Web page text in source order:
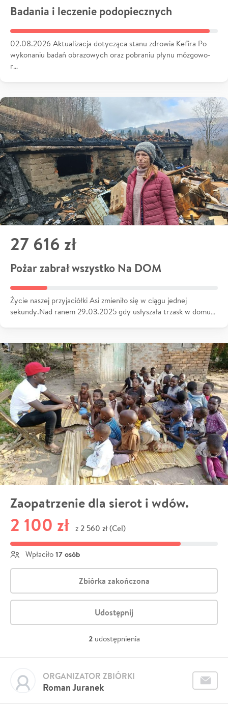
Badania i leczenie podopiecznych
02.08.2026 Aktualizacja dotycząca stanu zdrowia Kefira Po
wykonaniu badań obrazowych oraz pobraniu płynu mózgowo-
r…
27 616 zł
Pożar zabrał wszystko Na DOM
Życie naszej przyjaciółki Asi zmieniło się w ciągu jednej
sekundy.Nad ranem 29.03.2025 gdy usłyszała trzask w domu…
Zaopatrzenie dla sierot i wdów.
2 100 zł z 2 560 zł (Cel)
Wpłaciło 17 osób
Zbiórka zakończona
Udostępnij
2 udostępnienia
Roman Juranek
ORGANIZATOR ZBIÓRKI